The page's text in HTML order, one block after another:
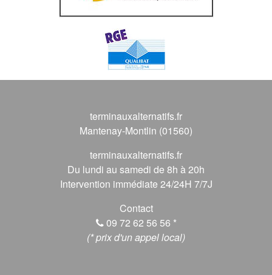
terminauxalternatifs.fr
Mantenay-Montlin (01560)
terminauxalternatifs.fr
Du lundi au samedi de 8h à 20h
Intervention immédiate 24/24H 7/7J
Contact
09 72 62 56 56 *
(* prix d'un appel local)